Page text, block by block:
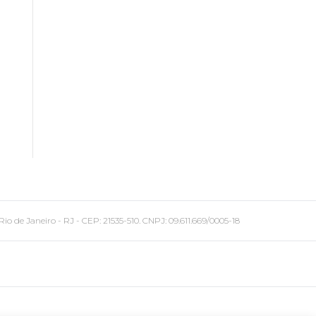
Janeiro - RJ - CEP: 21535-510. CNPJ: 09.611.669/0005-18